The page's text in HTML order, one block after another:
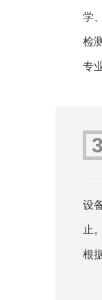
学
检
专
3
设
止
根